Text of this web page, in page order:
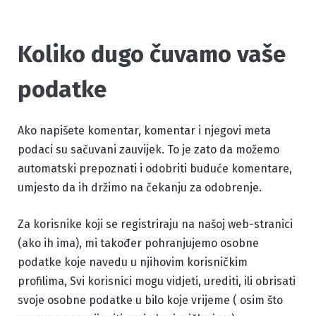
Koliko dugo čuvamo vaše
podatke
Ako napišete komentar, komentar i njegovi meta
podaci su sačuvani zauvijek. To je zato da možemo
automatski prepoznati i odobriti buduće komentare,
umjesto da ih držimo na čekanju za odobrenje.
Za korisnike koji se registriraju na našoj web-stranici
(ako ih ima), mi također pohranjujemo osobne
podatke koje navedu u njihovim korisničkim
profilima, Svi korisnici mogu vidjeti, urediti, ili obrisati
svoje osobne podatke u bilo koje vrijeme ( osim što